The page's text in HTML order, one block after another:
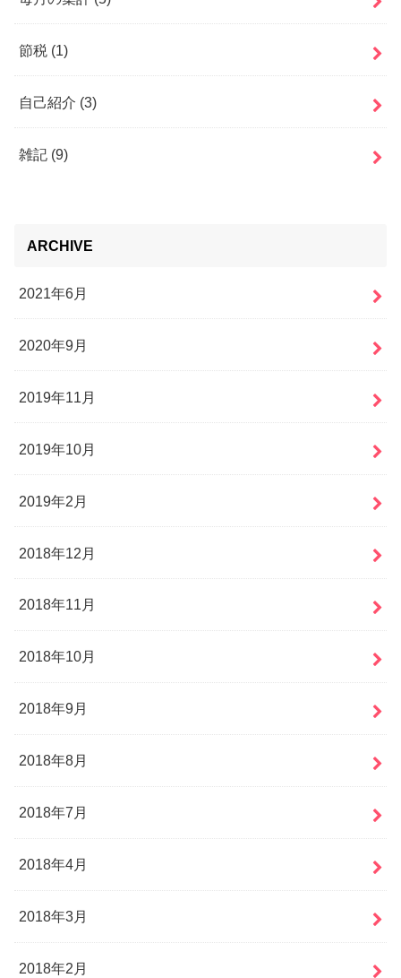
節税 (1)
自己紹介 (3)
雑記 (9)
ARCHIVE
2021年6月
2020年9月
2019年11月
2019年10月
2019年2月
2018年12月
2018年11月
2018年10月
2018年9月
2018年8月
2018年7月
2018年4月
2018年3月
2018年2月